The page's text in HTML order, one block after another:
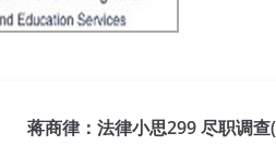
蒋商律：法律小思299 尽职调